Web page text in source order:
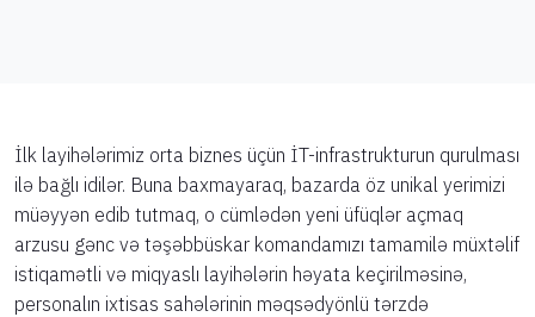
İlk layihələrimiz orta biznes üçün İT-infrastrukturun qurulması
ilə bağlı idilər. Buna baxmayaraq, bazarda öz unikal yerimizi
müəyyən edib tutmaq, o cümlədən yeni üfüqlər açmaq
arzusu gənc və təşəbbüskar komandamızı tamamilə müxtəlif
istiqamətli və miqyaslı layihələrin həyata keçirilməsinə,
personalın ixtisas sahələrinin məqsədyönlü tərzdə